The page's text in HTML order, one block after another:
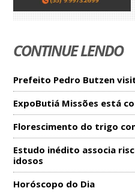
CONTINUE LENDO
Prefeito Pedro Butzen
ExpoButiá Missões está
Florescimento do trigo
Estudo inédito associa
idosos
Horóscopo do Dia